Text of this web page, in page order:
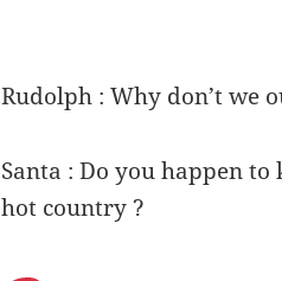
Rudolph : Why don’t we
Santa : Do you happen
hot country ?